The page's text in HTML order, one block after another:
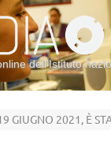
dell’Istituto